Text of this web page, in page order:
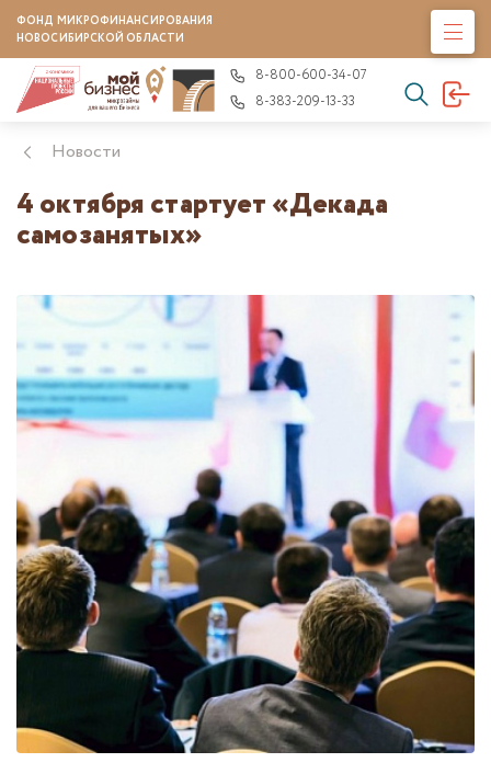
ФОНД МИКРОФИНАНСИРОВАНИЯ
НОВОСИБИРСКОЙ ОБЛАСТИ
8-800-600-34-07
8-383-209-13-33
Новости
4 октября стартует «Декада
самозанятых»